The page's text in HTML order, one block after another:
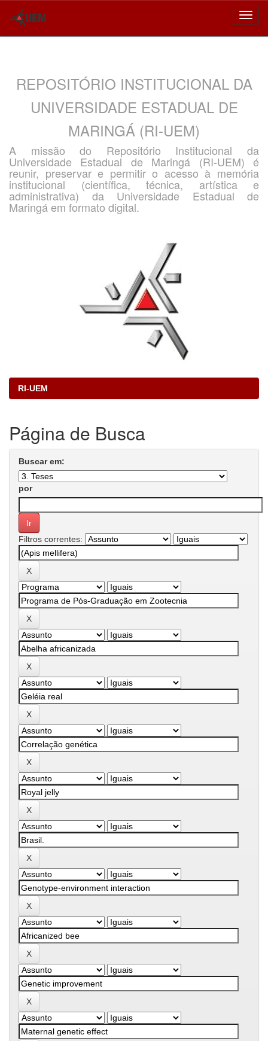
REPOSITÓRIO INSTITUCIONAL DA
UNIVERSIDADE ESTADUAL DE
MARINGÁ (RI-UEM)
A missão do Repositório Institucional da
Universidade Estadual de Maringá (RI-UEM) é
reunir, preservar e permitir o acesso à memória
institucional (científica, técnica, artística e
administrativa) da Universidade Estadual de
Maringá em formato digital.
RI-UEM
Página de Busca
Buscar em:
por
Filtros correntes: